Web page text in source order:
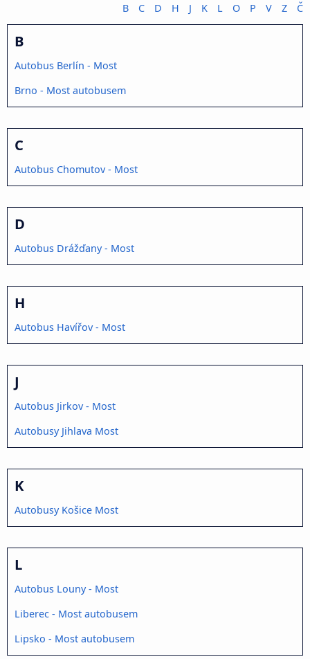
B C D H J K L O P V Z Č
B
Autobus Berlín - Most
Brno - Most autobusem
C
Autobus Chomutov - Most
D
Autobus Drážďany - Most
H
Autobus Havířov - Most
J
Autobus Jirkov - Most
Autobusy Jihlava Most
K
Autobusy Košice Most
L
Autobus Louny - Most
Liberec - Most autobusem
Lipsko - Most autobusem